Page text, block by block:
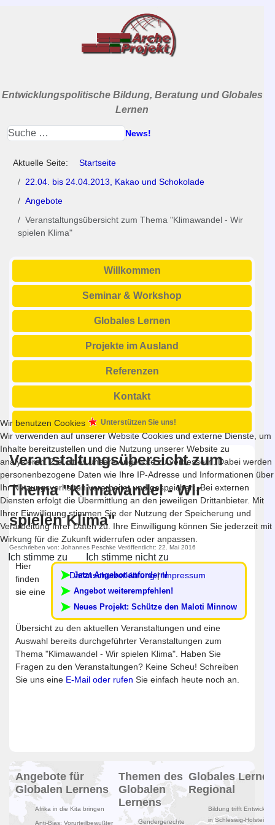
Entwicklungspolitische Bildung, Beratung und Globales
Lernen
News!
Aktuelle Seite:
Startseite
22.04. bis 24.04.2013, Kakao und Schokolade
Angebote
Veranstaltungsübersicht zum Thema "Klimawandel - Wir
spielen Klima"
Willkommen
Seminar & Workshop
Globales Lernen
Projekte im Ausland
Referenzen
Kontakt
Unterstützen Sie uns!
Veranstaltungsübersicht zum
Thema "Klimawandel - Wir
spielen Klima"
Geschrieben von: Johannes Peschke Veröffentlicht: 22. Mai 2016
Jetzt Angebot anfordern!
Angebot weiterempfehlen!
Neues Projekt: Schütze den Maloti Minnow
Hier
finden
sie eine
Übersicht zu den aktuellen Veranstaltungen und eine
Auswahl bereits durchgeführter Veranstaltungen zum
Thema "Klimawandel - Wir spielen Klima". Haben Sie
Fragen zu den Veranstaltungen? Keine Scheu! Schreiben
Sie uns eine E-Mail oder rufen Sie einfach heute noch an.
Angebote für
Globalen Lernens
Afrika in die Kita bringen
Anti-Bias: Vorurteilbewußter
Themen des
Globalen
Lernens
Gendergerechte
Globales Lernen
Regional
Bildung trifft
in Schleswig-Holstein
Wir benutzen Cookies
Wir verwenden auf unserer Website Cookies und externe Dienste, um
Inhalte bereitzustellen und die Nutzung unserer Website zu
analysieren. Ziel ist es unsere Angebote zu verbessern. Dabei werden
personenbezogene Daten wie Ihre IP-Adresse und Informationen über
Ihr Nutzungsverhalten verarbeitet und gespeichert. Bei externen
Diensten erfolgt die Übermittlung an den jeweiligen Drittanbieter. Mit
Ihrer Einwilligung stimmen Sie der Nutzung der Speicherung und
Verarbeitung Ihrer Daten zu. Ihre Einwilligung können Sie jederzeit mit
Wirkung für die Zukunft widerrufen oder anpassen.
Ich stimme zu Ich stimme nicht zu
Datenschutzerklärung|Impressum